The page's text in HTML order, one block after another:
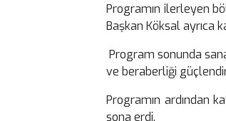
Programın ilerleyen
Başkan Köksal ayrıca
Program sonunda
ve beraberliği
Programın ardından
sona erdi.